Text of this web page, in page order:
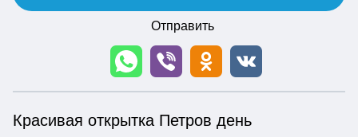
Отправить
Красивая открытка Петров день